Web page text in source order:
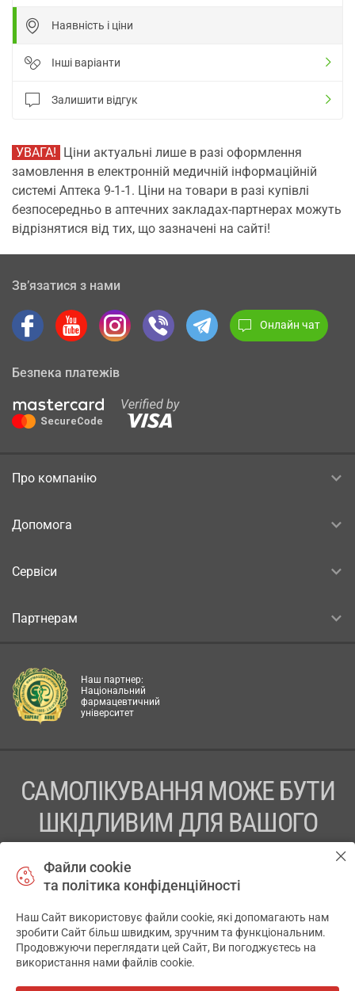
Наявність і ціни
Інші варіанти
Залишити відгук
УВАГА! Ціни актуальні лише в разі оформлення
замовлення в електронній медичній інформаційній
системі Аптека 9-1-1. Ціни на товари в разі купівлі
безпосередньо в аптечних закладах-партнерах можуть
відрізнятися від тих, що зазначені на сайті!
Зв’язатися з нами
Онлайн чат
Безпека платежів
Про компанію
Допомога
Сервіси
Партнерам
Наш партнер:
Національний
фармацевтичний
університет
САМОЛІКУВАННЯ МОЖЕ БУТИ
ШКІДЛИВИМ ДЛЯ ВАШОГО
ПЕРЕД ЗАСТОСУВАННЯМ ПРЕПАРАТУ ПРОКОНСУЛЬТУЙТЕСЬ
ТОВ «АПТЕКА 911.ЮА» Код ЄДРПОУ 43631965.
Відмова від відповідальності
Файли cookie
та політика конфіденційності
Наш Сайт використовує файли cookie, які допомагають нам
зробити Сайт більш швидким, зручним та функціональним.
Продовжуючи переглядати цей Сайт, Ви погоджуєтесь на
використання нами файлів cookie.
✕